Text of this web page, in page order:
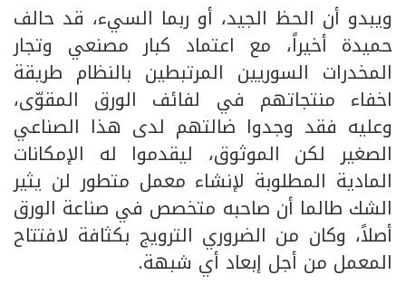
ويبدو أن الحظ الجيد، أو ربما السيء، قد حالف
حميدة أخيراً، مع اعتماد كبار مصنعي وتجار
المخدرات السوريين المرتبطين بالنظام طريقة
اخفاء منتجاتهم في لفائف الورق المقوّى،
وعليه فقد وجدوا ضالتهم لدى هذا الصناعي
الصغير لكن الموثوق، ليقدموا له الإمكانات
المادية المطلوبة لإنشاء معمل متطور لن يثير
الشك طالما أن صاحبه متخصص في صناعة الورق
أصلاً، وكان من الضروري الترويج بكثافة لافتتاح
المعمل من أجل إبعاد أي شبهة.